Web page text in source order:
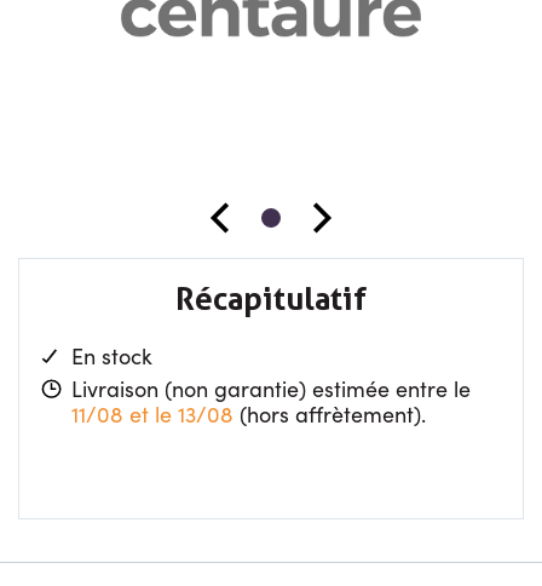
Récapitulatif
En stock
Livraison (non garantie) estimée entre le
11/08 et le 13/08 (hors affrètement).